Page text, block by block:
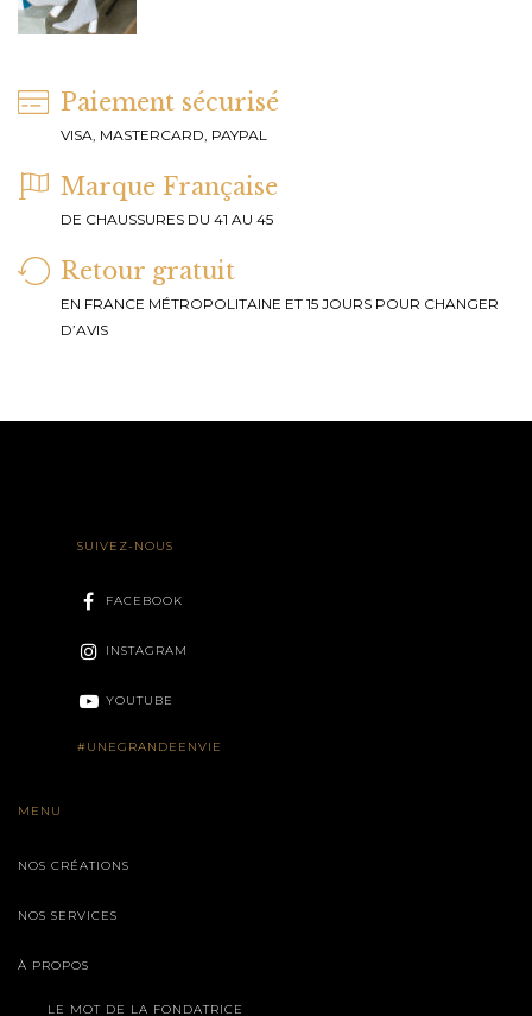
Paiement sécurisé
VISA, MASTERCARD, PAYPAL
Marque Française
DE CHAUSSURES DU 41 AU 45
Retour gratuit
EN FRANCE MÉTROPOLITAINE ET 15 JOURS POUR CHANGER
D’AVIS
SUIVEZ-NOUS
FACEBOOK
INSTAGRAM
YOUTUBE
#UNEGRANDEENVIE
MENU
NOS CRÉATIONS
NOS SERVICES
À PROPOS
LE MOT DE LA FONDATRICE